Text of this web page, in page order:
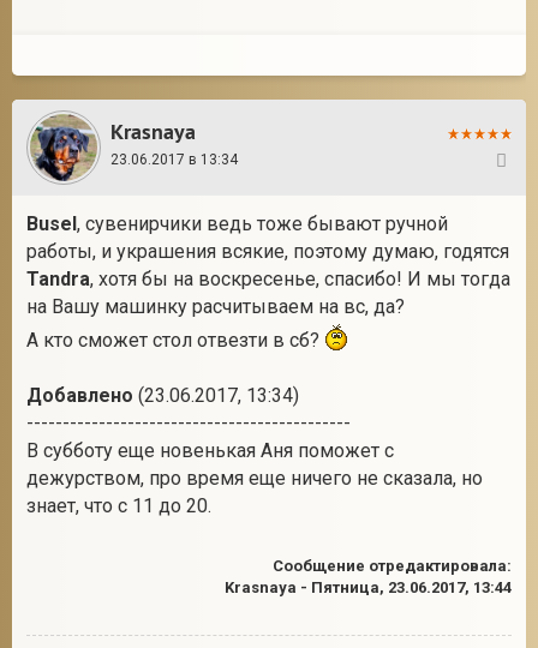
Krasnaya
23.06.2017 в 13:34
Busel, сувенирчики ведь тоже бывают ручной
работы, и украшения всякие, поэтому думаю, годятся
Tandra, хотя бы на воскресенье, спасибо! И мы тогда
на Вашу машинку расчитываем на вс, да?
А кто сможет стол отвезти в сб?
Добавлено (23.06.2017, 13:34)
---------------------------------------------
В субботу еще новенькая Аня поможет с
дежурством, про время еще ничего не сказала, но
знает, что с 11 до 20.
Сообщение отредактировала:
Krasnaya - Пятница, 23.06.2017, 13:44